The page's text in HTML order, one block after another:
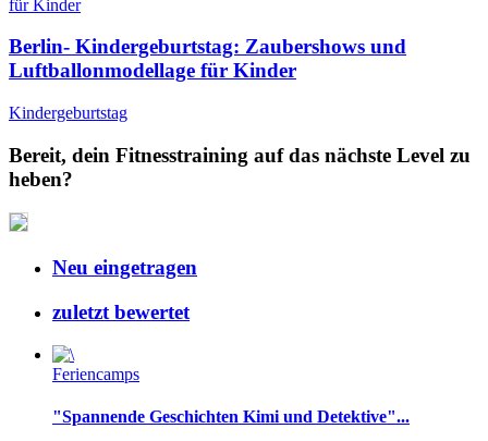
Berlin- Kindergeburtstag: Zaubershows und
Luftballonmodellage für Kinder
Kindergeburtstag
Bereit, dein Fitnesstraining auf das nächste Level zu
heben?
Neu eingetragen
zuletzt bewertet
Feriencamps
"Spannende Geschichten Kimi und Detektive"...